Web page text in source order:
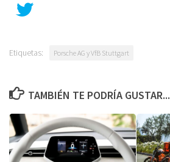
Etiquetas: Porsche AG y VfB Stuttgart
TAMBIÉN TE PODRÍA GUSTAR...